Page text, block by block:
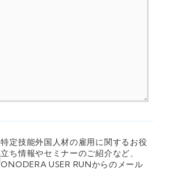
特定技能外国人材の雇用に関するお役
立ち情報やセミナーのご紹介など、
ONODERA USER RUNからのメール